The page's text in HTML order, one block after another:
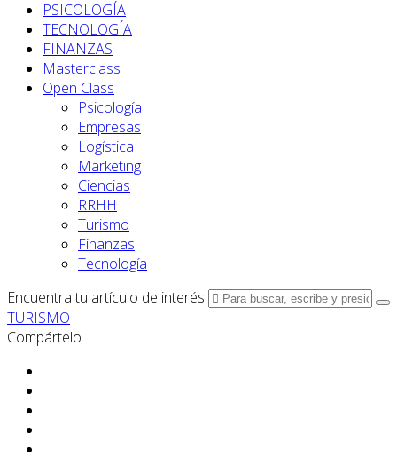
PSICOLOGÍA
TECNOLOGÍA
FINANZAS
Masterclass
Open Class
Psicología
Empresas
Logística
Marketing
Ciencias
RRHH
Turismo
Finanzas
Tecnología
Encuentra tu artículo de interés
TURISMO
Compártelo